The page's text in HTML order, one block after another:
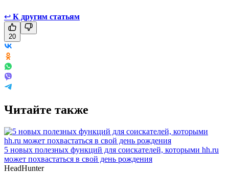
↩ К другим статьям
20
Читайте также
5 новых полезных функций для соискателей, которыми hh.ru
может похвастаться в свой день рождения
HeadHunter